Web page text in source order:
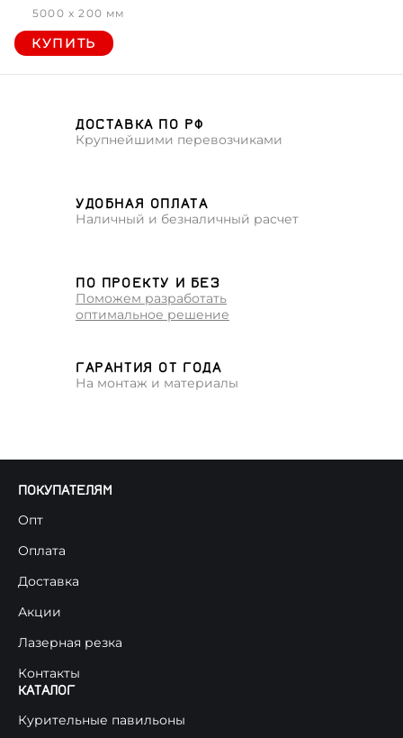
5000 x 200 мм
КУПИТЬ
ДОСТАВКА ПО РФ
Крупнейшими перевозчиками
УДОБНАЯ ОПЛАТА
Наличный и безналичный расчет
ПО ПРОЕКТУ И БЕЗ
Поможем разработать
оптимальное решение
ГАРАНТИЯ ОТ ГОДА
На монтаж и материалы
ПОКУПАТЕЛЯМ
Опт
Оплата
Доставка
Акции
Лазерная резка
Контакты
КАТАЛОГ
Курительные павильоны